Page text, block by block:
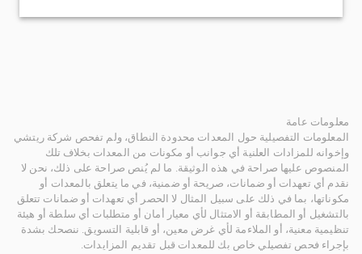
معلومات عامة
المعلومات التفصيلية حول المعدات محدودة النطاق، ولم تفحص شركة ريتشي
وإخوانه للمزادات العلنية أي جوانب أو مكونات من المعدات بخلاف تلك
المنصوص عليها صراحة في هذه الوثيقة. ما لم يُنص صراحة على ذلك، نحن لا
نقدم أي تعهدات أو ضمانات، صريحة أو ضمنية، في ما يتعلق بالمعدات أو
مكوناتها، بما في ذلك على سبيل المثال لا الحصر أي تعهدات أو ضمانات تتعلق
بالتشغيل أو المطابقة أو الامتثال لأي معيار أمان أو متطلبات أي سلطة أو هيئة
تنظيمية معنية، أو الملاءمة لأي غرض معين، أو قابلية التسويق. ننصحك بشدة
بإجراء فحص تفصيلي خاص بك للمعدات قبل تقديم المزايدات.